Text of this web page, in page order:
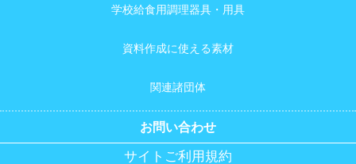
学校給食用調理器具・用具
資料作成に使える素材
関連諸団体
お問い合わせ
サイトご利用規約